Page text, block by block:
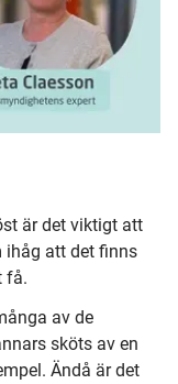
är det viktigt att
ihåg att det finns
få.
av de
sköts av en
Ändå är det